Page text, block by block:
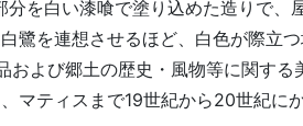
を白い漆喰で塗り込めた造りで、
鷺を連想させるほど、白色が際立つ
よび郷土の歴史・風物等に関する
マティスまで19世紀から20世紀に